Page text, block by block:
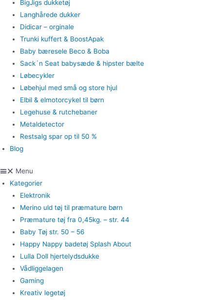
BigJigs dukketøj
Langhårede dukker
Didicar – orginale
Trunki kuffert & BoostApak
Baby bæresele Beco & Boba
Sack´n Seat babysæde & hipster bælte
Løbecykler
Løbehjul med små og store hjul
Elbil & elmotorcykel til børn
Legehuse & rutchebaner
Metaldetector
Restsalg spar op til 50 %
Blog
Menu
Kategorier
Elektronik
Merino uld tøj til præmature børn
Præmature tøj fra 0,45kg. – str. 44
Baby Tøj str. 50 – 56
Happy Nappy badetøj Splash About
Lulla Doll hjertelydsdukke
Vådliggelagen
Gaming
Kreativ legetøj